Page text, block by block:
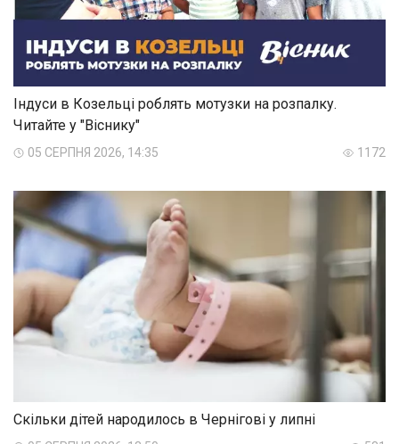
Індуси в Козельці роблять мотузки на розпалку.
Читайте у "Віснику"
05 СЕРПНЯ 2026, 14:35 1172
Скільки дітей народилось в Чернігові у липні